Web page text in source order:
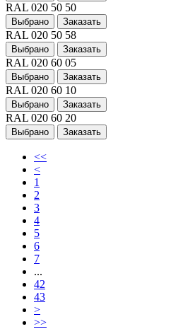
RAL 020 50 50
Выбрано Заказать
RAL 020 50 58
Выбрано Заказать
RAL 020 60 05
Выбрано Заказать
RAL 020 60 10
Выбрано Заказать
RAL 020 60 20
Выбрано Заказать
<<
<
1
2
3
4
5
6
7
...
42
43
>
>>